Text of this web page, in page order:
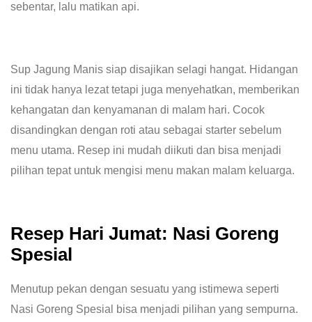
sebentar, lalu matikan api.
Sup Jagung Manis siap disajikan selagi hangat. Hidangan
ini tidak hanya lezat tetapi juga menyehatkan, memberikan
kehangatan dan kenyamanan di malam hari. Cocok
disandingkan dengan roti atau sebagai starter sebelum
menu utama. Resep ini mudah diikuti dan bisa menjadi
pilihan tepat untuk mengisi menu makan malam keluarga.
Resep Hari Jumat: Nasi Goreng
Spesial
Menutup pekan dengan sesuatu yang istimewa seperti
Nasi Goreng Spesial bisa menjadi pilihan yang sempurna.